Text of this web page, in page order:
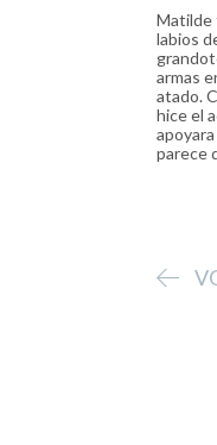
Matilde
labios
armas
atado.
hice el
parece